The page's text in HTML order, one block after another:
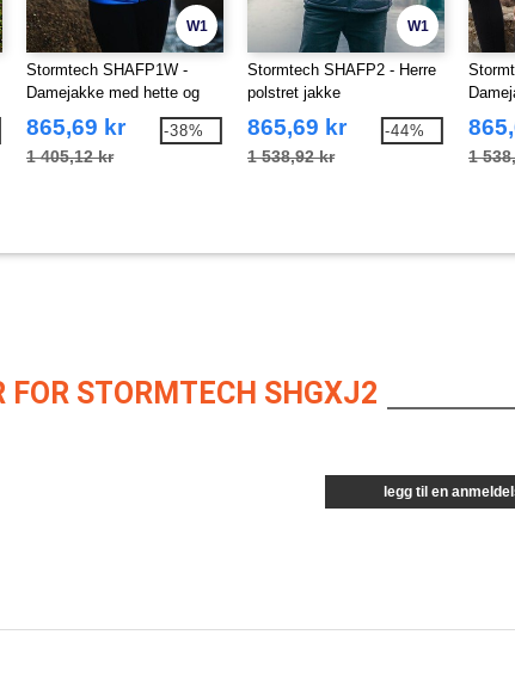
W1
Stormtech SHAFP1W -
Damejakke med hette og
865,69 kr
1 405,12 kr
-38%
W1
Stormtech SHAFP2 - Herre
polstret jakke
865,69 kr
1 538,92 kr
-44%
1
FOR STORMTECH SHGXJ2
legg til en